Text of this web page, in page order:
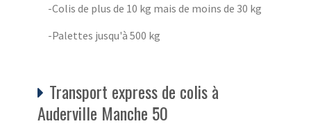
-Colis de plus de 10 kg mais de moins de 30 kg
-Palettes jusqu'à 500 kg
Transport express de colis à
Auderville Manche 50